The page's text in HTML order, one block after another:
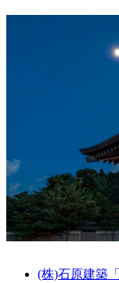
(株)石原建築